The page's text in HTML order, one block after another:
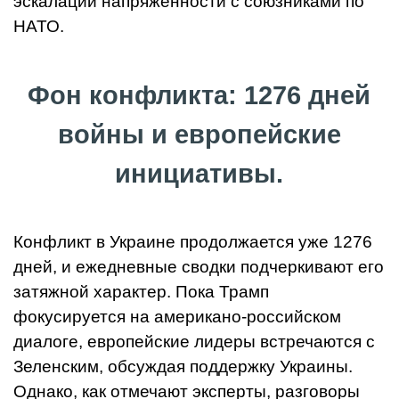
НАТО.
Фон конфликта: 1276 дней
войны и европейские
инициативы.
Конфликт в Украине продолжается уже 1276
дней, и ежедневные сводки подчеркивают его
затяжной характер. Пока Трамп
фокусируется на американо-российском
диалоге, европейские лидеры встречаются с
Зеленским, обсуждая поддержку Украины.
Однако, как отмечают эксперты, разговоры